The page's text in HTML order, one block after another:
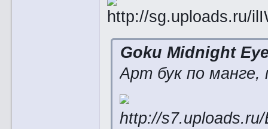
Goku Midnight
Арт бук по